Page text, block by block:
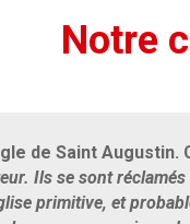
Notre
de Saint Augustin.
Ils se sont
primitive, et